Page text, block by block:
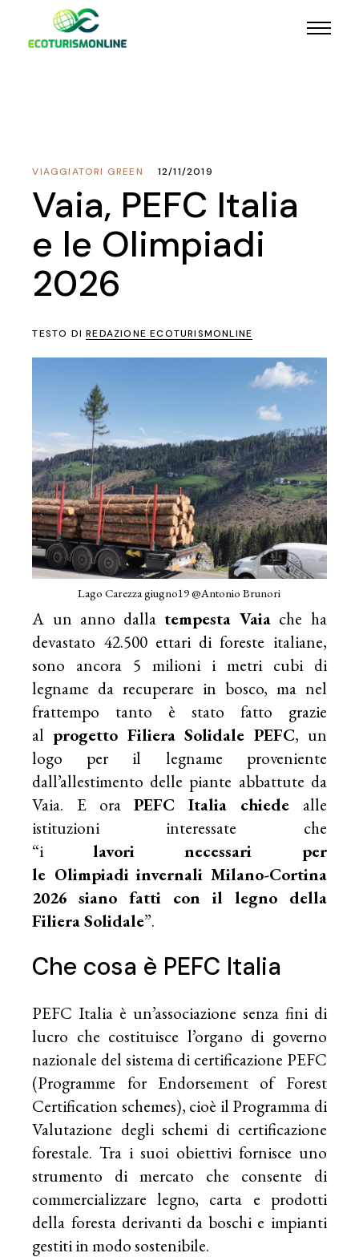
VIAGGIATORI GREEN 12/11/2019
Vaia, PEFC Italia
e le Olimpiadi
2026
TESTO DIREDAZIONE ECOTURISMONLINE
Lago Carezza giugno19 @Antonio Brunori
A un anno dallatempesta Vaia che ha
devastato 42.500 ettari di foreste italiane,
sono ancora 5 milioni i metri cubi di
legname da recuperare in bosco, ma nel
frattempo tanto è stato fatto grazie
al progetto Filiera Solidale PEFC, un
logo per il legname proveniente
dall’allestimento delle piante abbattute da
Vaia. E ora PEFC Italia chiede alle
istituzioni interessate che
“ilavori
necessari per
le Olimpiadi invernali Milano-Cortina
2026 siano fatti con il legno della
Filiera Solidale”.
Che cosa è PEFC Italia
PEFC Italia è un’associazione senza fini di
lucro che costituisce l’organo di governo
nazionale del sistema di certificazione PEFC
(Programme for Endorsement of Forest
Certification schemes), cioè il Programma di
Valutazione degli schemi di certificazione
forestale. Tra i suoi obiettivi fornisce uno
strumento di mercato che consente di
commercializzare legno, carta e prodotti
della foresta derivanti da boschi e impianti
gestiti in modo sostenibile.